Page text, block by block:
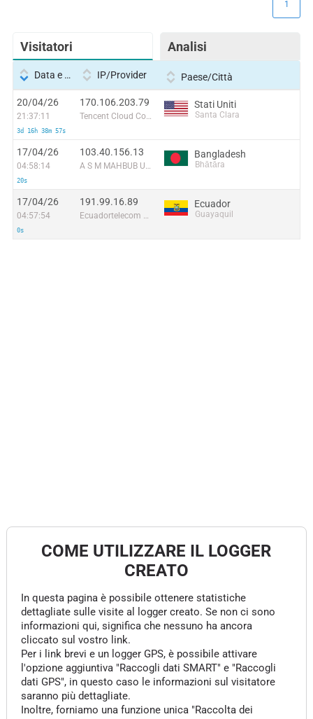
Visitatori Analisi
1
Data e ora IP/Provider Paese/Città
20/04/26
21:37:11
3d 16h 38m 57s
170.106.203.79
Tencent Cloud Computing (Beijing) Co
Stati Uniti
Santa Clara
17/04/26
04:58:14
20s
103.40.156.13
A S M MAHBUB ULLAH
Bangladesh
Bhātāra
17/04/26
04:57:54
0s
191.99.16.89
Ecuadortelecom S.A.
Ecuador
Guayaquil
COME UTILIZZARE IL LOGGER
CREATO
In questa pagina è possibile ottenere statistiche
dettagliate sulle visite al logger creato. Se non ci sono
informazioni qui, significa che nessuno ha ancora
cliccato sul vostro link.
Per i link brevi e un logger GPS, è possibile attivare
l'opzione aggiuntiva "Raccogli dati SMART" e "Raccogli
dati GPS", in questo caso le informazioni sul visitatore
saranno più dettagliate.
Inoltre, forniamo una funzione unica "Raccolta dei